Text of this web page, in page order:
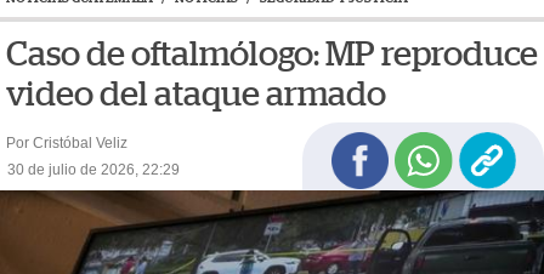
Caso de oftalmólogo: MP reproduce
video del ataque armado
Por Cristóbal Veliz
30 de julio de 2026, 22:29